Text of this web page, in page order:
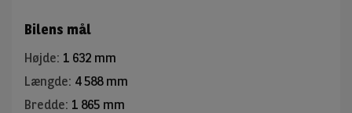
Bilens mål
Højde: 1 632 mm
Længde: 4 588 mm
Bredde: 1 865 mm